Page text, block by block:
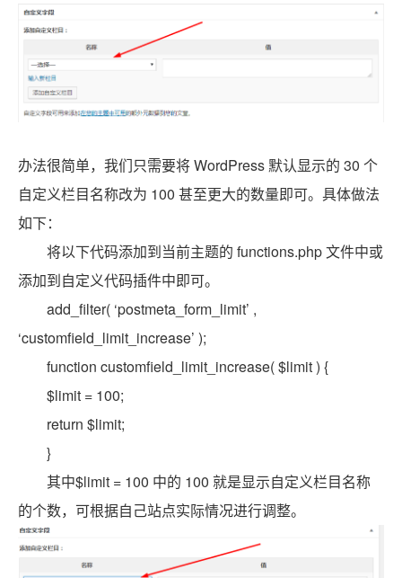
办法很简单，我们只需要将 WordPress 默认显示的 30 个
自定义栏目名称改为 100 甚至更大的数量即可。具体做法
如下：
将以下代码添加到当前主题的 functions.php 文件中或
添加到自定义代码插件中即可。
add_filter( ‘postmeta_form_limit’ ,
‘customfield_limit_increase’ );
function customfield_limit_increase( $limit ) {
$limit = 100;
return $limit;
}
其中$limit = 100 中的 100 就是显示自定义栏目名称
的个数，可根据自己站点实际情况进行调整。